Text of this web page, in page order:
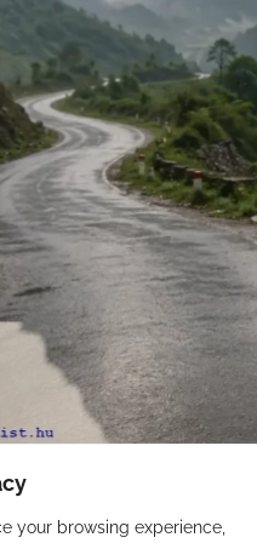
your browsing experience,